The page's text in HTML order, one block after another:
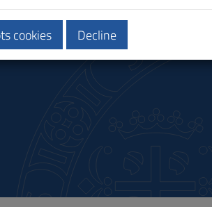
Research Society and territory
cookies Decline